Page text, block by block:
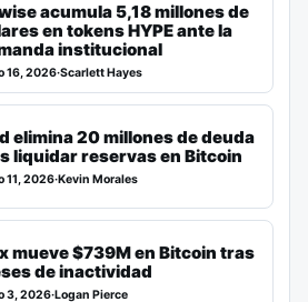
acumula 5,18 millones de
en tokens HYPE ante la
institucional
16, 2026·Scarlett Hayes
elimina 20 millones de deuda
liquidar reservas en Bitcoin
11, 2026·Kevin Morales
mueve $739M en Bitcoin tras
de inactividad
3, 2026·Logan Pierce